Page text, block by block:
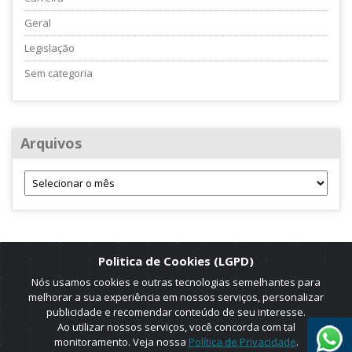
Geral
Legislação
Sem categoria
Arquivos
Politica de Cookies (LGPD)
Nós usamos cookies e outras tecnologias semelhantes para
melhorar a sua experiência em nossos serviços, personalizar
publicidade e recomendar conteúdo de seu interesse.
Ao utilizar nossos serviços, você concorda com tal
monitoramento. Veja nossa Política de Privacidade.